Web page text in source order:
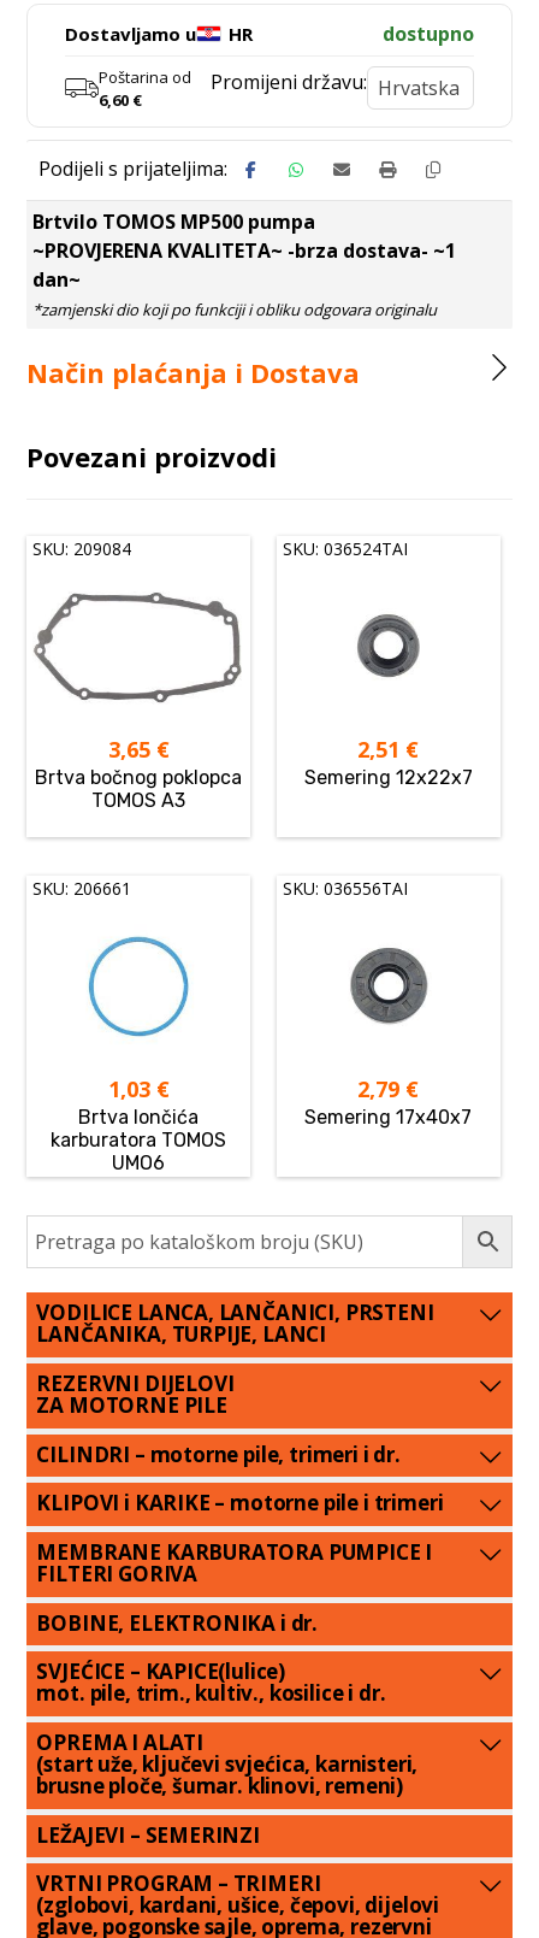
Dostavljamo u HR dostupno
Poštarina od
6,60 €
Promijeni državu:
Brtvilo TOMOS MP500 pumpa
~PROVJERENA KVALITETA~ -brza dostava- ~1
dan~
Način plaćanja i Dostava
Povezani proizvodi
SKU: 209084
3,65 €
Brtva bočnog poklopca
TOMOS A3
SKU: 036524TAI
2,51 €
Semering 12x22x7
SKU: 206661
1,03 €
Brtva lončića
karburatora TOMOS
UMO6
SKU: 036556TAI
2,79 €
Semering 17x40x7
VODILICE LANCA, LANČANICI, PRSTENI
LANČANIKA, TURPIJE, LANCI
REZERVNI DIJELOVI
ZA MOTORNE PILE
CILINDRI – motorne pile, trimeri i dr.
KLIPOVI i KARIKE – motorne pile i trimeri
MEMBRANE KARBURATORA PUMPICE I
FILTERI GORIVA
BOBINE, ELEKTRONIKA i dr.
SVJEĆICE – KAPICE(lulice)
mot. pile, trim., kultiv., kosilice i dr.
OPREMA I ALATI
(start uže, ključevi svjećica, karnisteri,
brusne ploče, šumar. klinovi, remeni)
LEŽAJEVI – SEMERINZI
VRTNI PROGRAM – TRIMERI
(zglobovi, kardani, ušice, čepovi, dijelovi
glave, pogonske sajle, oprema, rezervni